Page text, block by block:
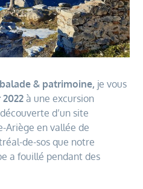
balade & patrimoine, je vous
2022à une excursion
d’un site
Ariège en vallée de
de-sos que notre
a fouillé pendant des